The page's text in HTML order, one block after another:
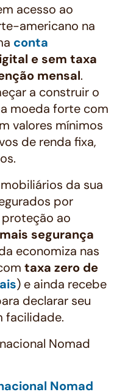
acesso ao
americano na
conta
e sem taxa
mensal.
a construir o
moeda forte com
valores mínimos
de renda fixa,
da sua
por
ao
mais segurança
economiza nas
taxa zero de
) e ainda recebe
declarar seu
facilidade.
Nomad